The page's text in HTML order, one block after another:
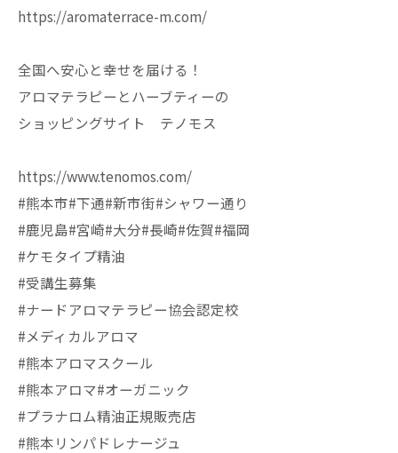
https://aromaterrace-m.com/
全国へ安心と幸せを届ける！
アロマテラピーとハーブティーの
ショッピングサイト テノモス
https://www.tenomos.com/
#熊本市#下通#新市街#シャワー通り
#鹿児島#宮崎#大分#長崎#佐賀#福岡
#ケモタイプ精油
#受講生募集
#ナードアロマテラピー協会認定校
#メディカルアロマ
#熊本アロマスクール
#熊本アロマ#オーガニック
#プラナロム精油正規販売店
#熊本リンパドレナージュ